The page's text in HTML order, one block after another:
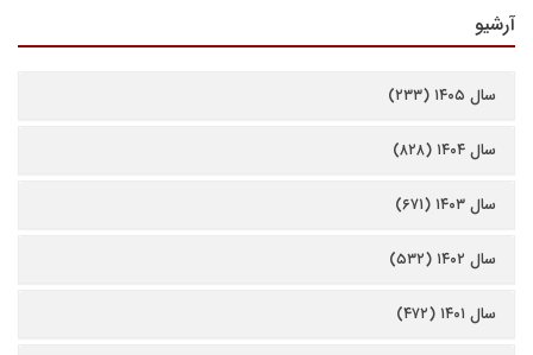
آرشیو
سال ۱۴۰۵ (۲۳۳)
سال ۱۴۰۴ (۸۲۸)
سال ۱۴۰۳ (۶۷۱)
سال ۱۴۰۲ (۵۳۲)
سال ۱۴۰۱ (۴۷۲)